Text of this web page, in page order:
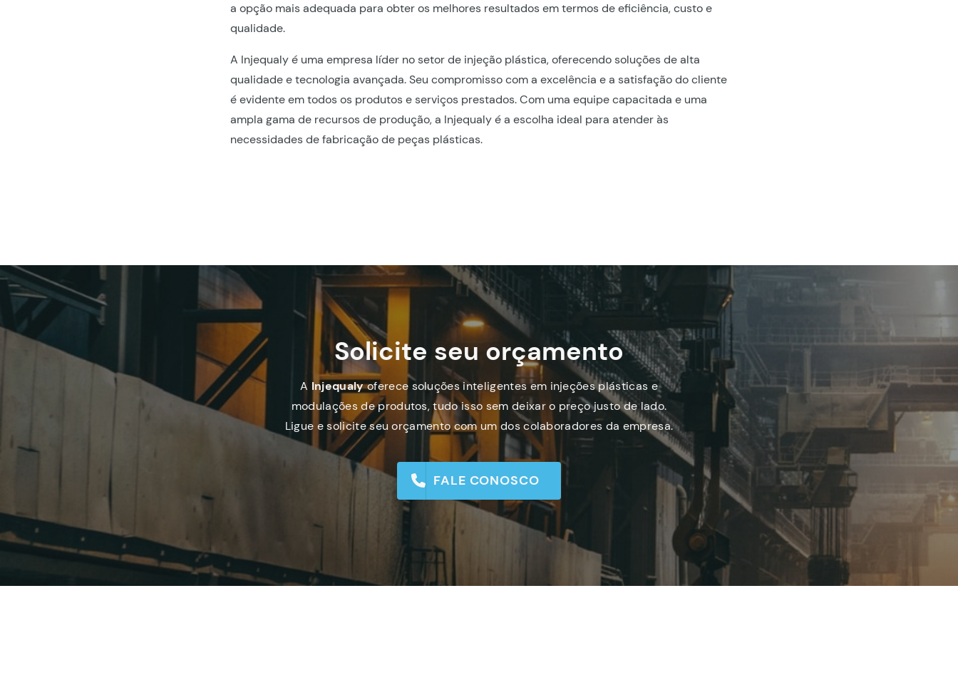
a opção mais adequada para obter os melhores resultados em termos de eficiência, custo e
qualidade.
A Injequaly é uma empresa líder no setor de injeção plástica, oferecendo soluções de alta
qualidade e tecnologia avançada. Seu compromisso com a excelência e a satisfação do cliente
é evidente em todos os produtos e serviços prestados. Com uma equipe capacitada e uma
ampla gama de recursos de produção, a Injequaly é a escolha ideal para atender às
necessidades de fabricação de peças plásticas.
Solicite seu orçamento
A Injequalyoferece soluções inteligentes em injeções plásticas e
modulações de produtos, tudo isso sem deixar o preço justo de lado.
Ligue e solicite seu orçamento com um dos colaboradores da empresa.
FALE CONOSCO